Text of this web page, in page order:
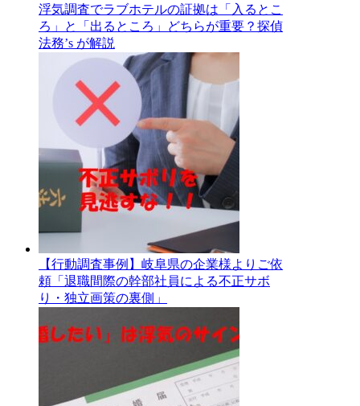
浮気調査でラブホテルの証拠は「入るとこ
ろ」と「出るところ」どちらが重要？探偵
法務’s が解説
【行動調査事例】岐阜県の企業様よりご依
頼「退職間際の幹部社員による不正サボ
り・独立画策の裏側」